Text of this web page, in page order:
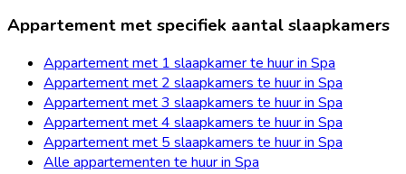
Appartement met specifiek aantal slaapkamers
Appartement met 1 slaapkamer te huur in Spa
Appartement met 2 slaapkamers te huur in Spa
Appartement met 3 slaapkamers te huur in Spa
Appartement met 4 slaapkamers te huur in Spa
Appartement met 5 slaapkamers te huur in Spa
Alle appartementen te huur in Spa